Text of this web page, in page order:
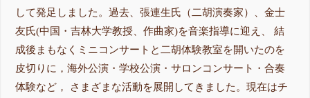
して発足しました。過去、張連生氏（二胡演奏家）、金士
友氏(中国・吉林大学教授、作曲家)を音楽指導に迎え、 結
成後まもなくミニコンサートと二胡体験教室を開いたのを
皮切りに，海外公演・学校公演・サロンコンサート・合奏
体験など， さまざまな活動を展開してきました。現在はチ